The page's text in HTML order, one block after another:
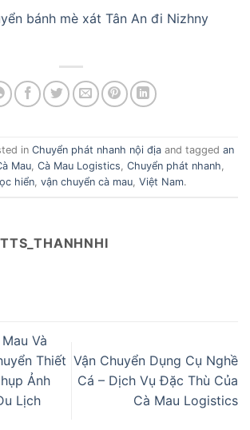
bánh mè xát Tân An đi Nizhny
in Chuyển phát nhanh nội địaand tagged an
Mau, Cà Mau Logistics, Chuyển phát nhanh,
hiển, vận chuyển cà mau, Việt Nam.
TTS_THANHNHI
Và
Thiết
Ảnh
Lịch
Vận Chuyển Dụng Cụ Nghề
Cá – Dịch Vụ Đặc Thù Của
Cà Mau Logistics